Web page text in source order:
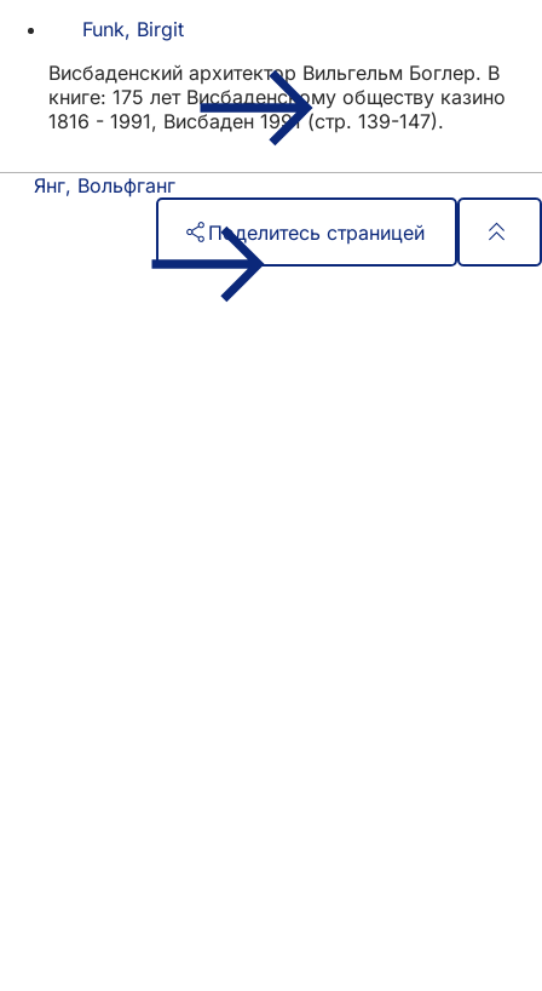
Funk, Birgit
Висбаденский архитектор Вильгельм Боглер. В
книге: 175 лет Висбаденскому обществу казино
1816 - 1991, Висбаден 1991 (стр. 139-147).
Янг, Вольфганг
Поделитесь страницей